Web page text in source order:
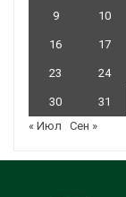
9 10
16 17
23 24
30
31
« Июл
Сен »